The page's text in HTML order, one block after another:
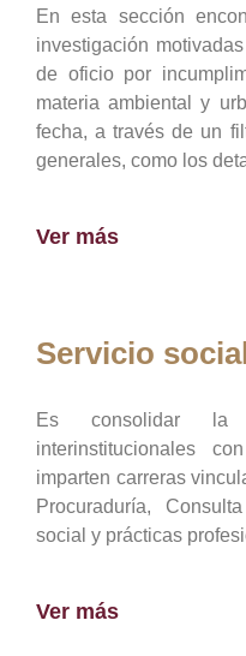
En esta sección
investigación
de oficio por
materia ambiental y
fecha, a través de un
generales, como los
Ver más
Servicio
Es consolidar la
interinstitucionales
imparten carreras
Procuraduría,
social y prácticas
Ver más